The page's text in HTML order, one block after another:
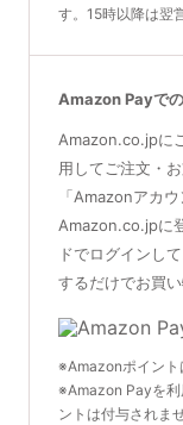
す。15時以降は翌
Amazon Payで
Amazon.co.jpに
用してご注文・
「Amazonアカ
Amazon.co.jpに
ドでログインし
するだけでお買い
※Amazonポイント
※Amazon Payを利
ントは付与されま